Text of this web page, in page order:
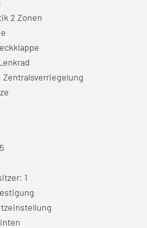
2 Zonen
Zentralsverriegelung
1